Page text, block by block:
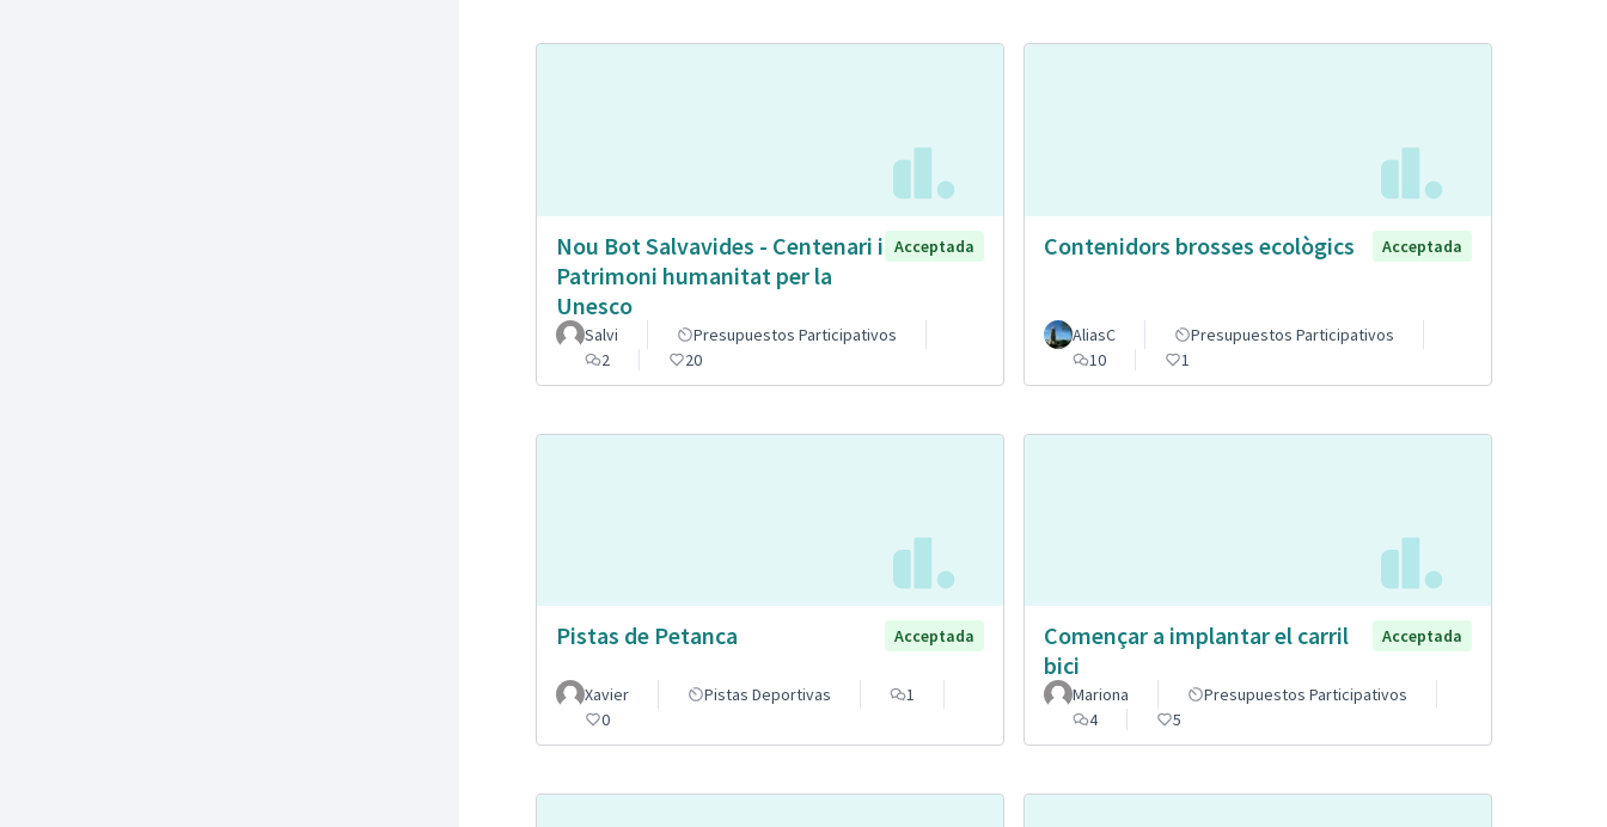
Nou Bot Salvavides - Centenari i
Patrimoni humanitat per la
Unesco
Acceptada
Salvi
Presupuestos Participativos
2
20
Contenidors brosses ecològics Acceptada
AliasC
Presupuestos Participativos
10
1
Pistas de Petanca Acceptada
Xavier Pistas Deportivas
1
0
Començar a implantar el carril
bici
Acceptada
Mariona
Presupuestos Participativos
4
5